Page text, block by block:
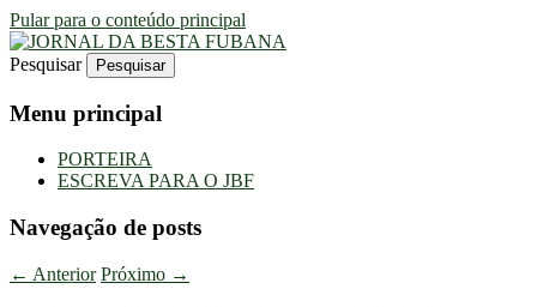
Pular para o conteúdo principal
JORNAL DA BESTA FUBANA
Uma Gazeta Escrota
Pesquisar
Menu principal
PORTEIRA
ESCREVA PARA O JBF
Navegação de posts
← Anterior Próximo →